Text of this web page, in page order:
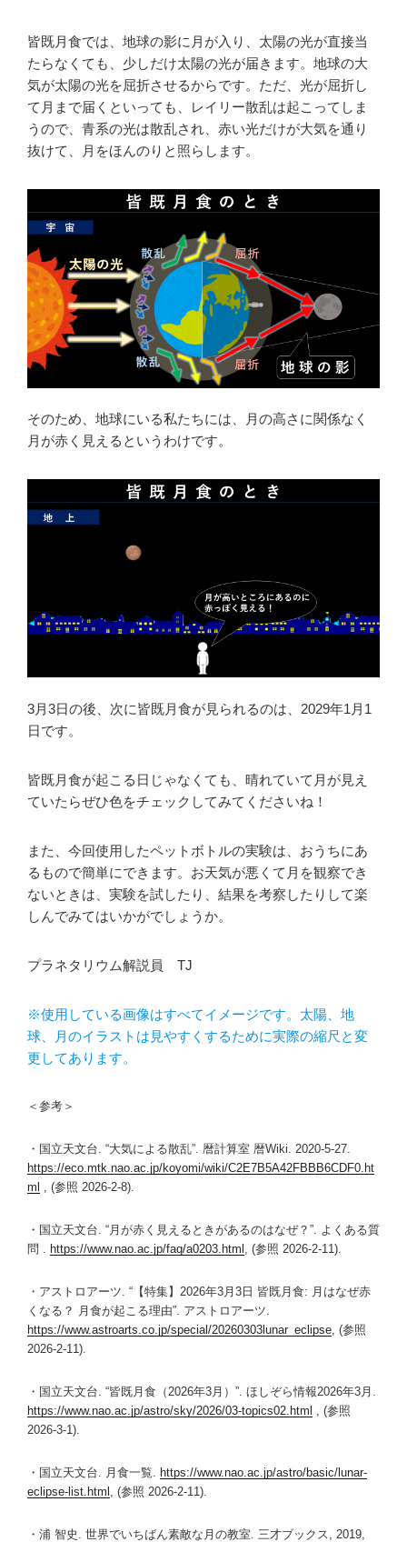
皆既月食では、地球の影に月が入り、太陽の光が直接当
たらなくても、少しだけ太陽の光が届きます。地球の大
気が太陽の光を屈折させるからです。ただ、光が屈折し
て月まで届くといっても、レイリー散乱は起こってしま
うので、青系の光は散乱され、赤い光だけが大気を通り
抜けて、月をほんのりと照らします。
そのため、地球にいる私たちには、月の高さに関係なく
月が赤く見えるというわけです。
3月3日の後、次に皆既月食が見られるのは、2029年1月1
日です。
皆既月食が起こる日じゃなくても、晴れていて月が見え
ていたらぜひ色をチェックしてみてくださいね！
また、今回使用したペットボトルの実験は、おうちにあ
るもので簡単にできます。お天気が悪くて月を観察でき
ないときは、実験を試したり、結果を考察したりして楽
しんでみてはいかがでしょうか。
プラネタリウム解説員 TJ
※使用している画像はすべてイメージです。太陽、地
球、月のイラストは見やすくするために実際の縮尺と変
更してあります。
＜参考＞
・国立天文台. “大気による散乱”. 暦計算室 暦Wiki. 2020-5-27.
https://eco.mtk.nao.ac.jp/koyomi/wiki/C2E7B5A42FBBB6CDF0.ht
ml
, (参照 2026-2-8).
・国立天文台. “月が赤く見えるときがあるのはなぜ？”. よくある質
問 .
https://www.nao.ac.jp/faq/a0203.html , (参照 2026-2-11).
・アストロアーツ. “【特集】2026年3月3日 皆既月食: 月はなぜ赤
くなる？ 月食が起こる理由”. アストロアーツ.
https://www.astroarts.co.jp/special/20260303lunar_eclipse , (参照
2026-2-11).
・国立天文台. “皆既月食（2026年3月）”. ほしぞら情報2026年3月.
https://www.nao.ac.jp/astro/sky/2026/03-topics02.html
, (参照
2026-3-1).
・国立天文台. 月食一覧.
https://www.nao.ac.jp/astro/basic/lunar-
eclipse-list.html
, (参照 2026-2-11).
・浦 智史. 世界でいちばん素敵な月の教室. 三才ブックス, 2019,